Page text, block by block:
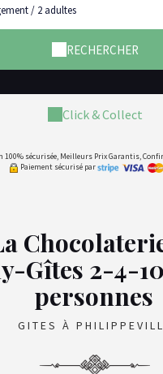
/ 2 adultes
RECHERCHER
Click & Collect
100% sécurisée, Meilleurs Prix Garantis,
Paiement sécurisé par
Gîtes 2-4-
personnes
GITES À